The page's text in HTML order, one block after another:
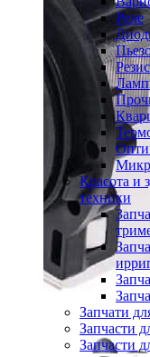
Реле
Красота и
техники
Запчати
Запчасти
Запчасти